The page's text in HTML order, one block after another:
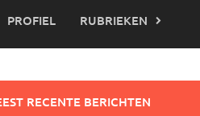
PROFIEL RUBRIEKEN
RECENTE BERICHTEN